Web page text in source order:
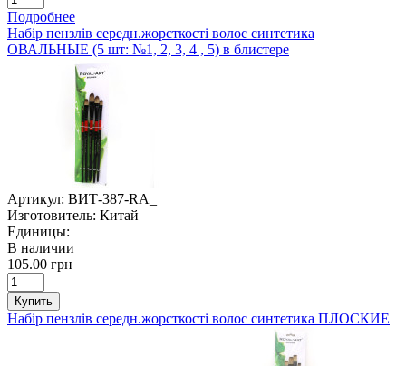
Подробнее
Набір пензлів середн.жорсткості волос синтетика
ОВАЛЬНЫЕ (5 шт: №1, 2, 3, 4 , 5) в блистере
Артикул: ВИТ-387-RA_
Изготовитель: Китай
Единицы:
В наличии
105.00 грн
Купить
Набір пензлів середн.жорсткості волос синтетика ПЛОСКИЕ